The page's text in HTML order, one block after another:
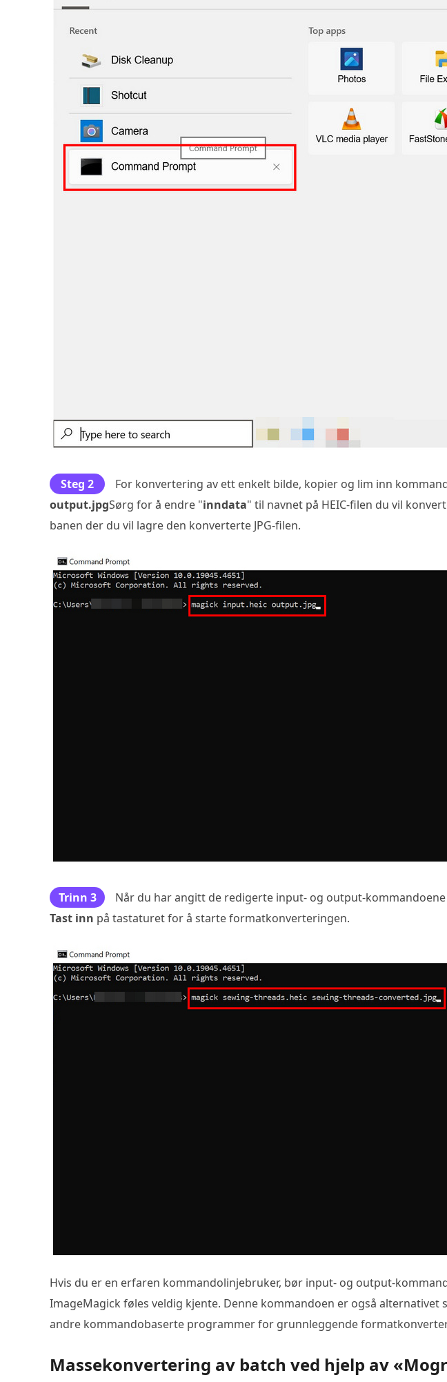
Steg 2 For konvertering av ett enkelt bilde, kopier og lim inn
output.jpgSørg for å endre "inndata" til navnet på HEIC-filen du vil
banen der du vil lagre den konverterte JPG-filen.
Trinn 3
Når du har angitt de redigerte input- og output-
Tast inn på tastaturet for å starte formatkonverteringen.
Hvis du er en erfaren kommandolinjebruker, bør input- og output-
ImageMagick føles veldig kjente. Denne kommandoen er også alternativet
andre kommandobaserte programmer for grunnleggende
Massekonvertering av batch ved hjelp av